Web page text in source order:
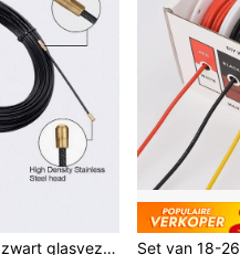
3 mm kabeltrekker, zwart glasvezel nylon wanddraadgereedschap, elektrische kabelgeleider en trekhulpmiddel, 30/35/40M